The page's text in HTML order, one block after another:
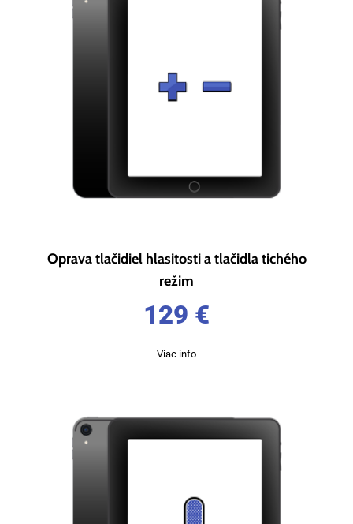
Oprava tlačidiel hlasitosti a tlačidla tichého
režim
129 €
Viac info